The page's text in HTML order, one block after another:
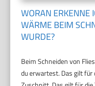
WORAN ERKENNE
WÄRME BEIM
WURDE?
Beim Schneiden von
du erwartest. Das gilt